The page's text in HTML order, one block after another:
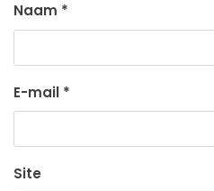
Naam *
E-mail *
Site